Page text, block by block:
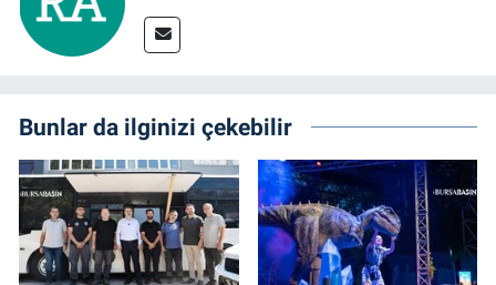
Bunlar da ilginizi çekebilir